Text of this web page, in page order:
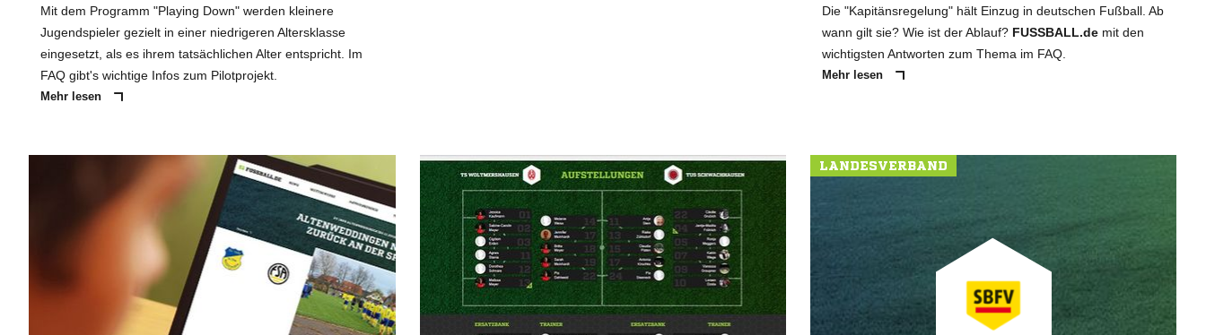
Mit dem Programm "Playing Down" werden kleinere
Jugendspieler gezielt in einer niedrigeren Altersklasse
eingesetzt, als es ihrem tatsächlichen Alter entspricht. Im
FAQ gibt's wichtige Infos zum Pilotprojekt.
Mehr lesen
Die "Kapitänsregelung" hält Einzug in deutschen Fußball. Ab
wann gilt sie? Wie ist der Ablauf? FUSSBALL.de mit den
wichtigsten Antworten zum Thema im FAQ.
Mehr lesen
LANDESVERBAND